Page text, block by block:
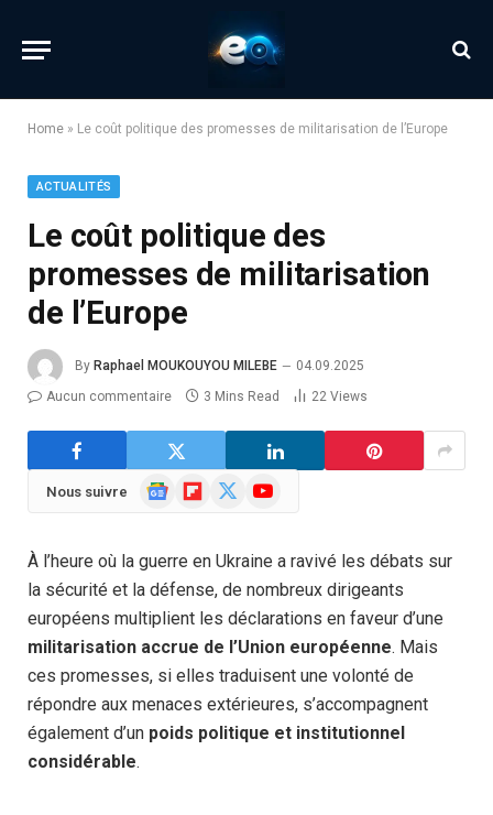
Home » Le coût politique des promesses de militarisation de l’Europe
ACTUALITÉS
Le coût politique des
promesses de militarisation
de l’Europe
By Raphael MOUKOUYOU MILEBE
04.09.2025
Aucun commentaire
3 Mins Read 22 Views
Nous suivre
GoogleFlipboard YouTube
À l’heure où la guerre en Ukraine a ravivé les débats sur
la sécurité et la défense, de nombreux dirigeants
européens multiplient les déclarations en faveur d’une
militarisation accrue de l’Union européenne. Mais
ces promesses, si elles traduisent une volonté de
répondre aux menaces extérieures, s’accompagnent
également d’un poids politique et institutionnel
considérable.